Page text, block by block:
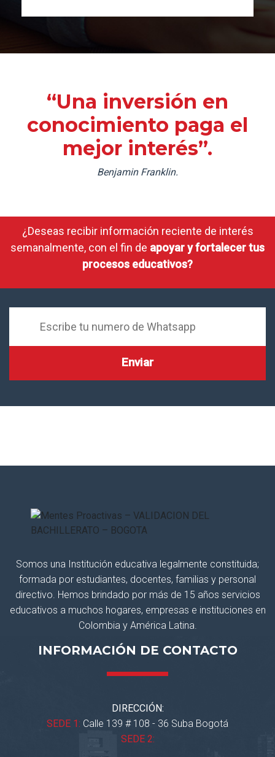
“Una inversión en
conocimiento paga el
mejor interés”.
Benjamin Franklin.
¿Deseas recibir información reciente de interés
semanalmente, con el fin de apoyar y fortalecer tus
procesos educativos?
Somos una Institución educativa legalmente constituida;
formada por estudiantes, docentes, familias y personal
directivo. Hemos brindado por más de 15 años servicios
educativos a muchos hogares, empresas e instituciones en
Colombia y América Latina.
INFORMACIÓN DE CONTACTO
DIRECCIÓN:
SEDE 1: Calle 139 # 108 - 36 Suba Bogotá
SEDE 2: